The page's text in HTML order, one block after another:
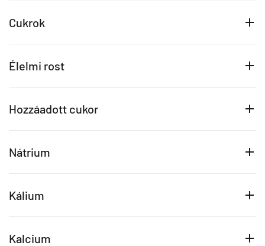
Cukrok
Élelmi rost
Hozzáadott cukor
Nátrium
Kálium
Kalcium